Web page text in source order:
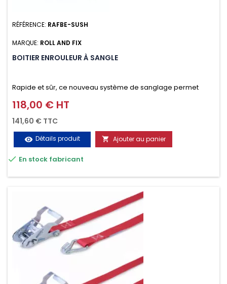
RÉFÉRENCE: RAFBE-SUSH
MARQUE: ROLL AND FIX
BOITIER ENROULEUR À SANGLE
Rapide et sûr, ce nouveau système de sanglage permet
d’arrimer le chargement sur la galerie en moins d’une
minute.
Prix
118,00 € HT
141,60 € TTC
visibility Détails produit  Ajouter au panier
 En stock fabricant